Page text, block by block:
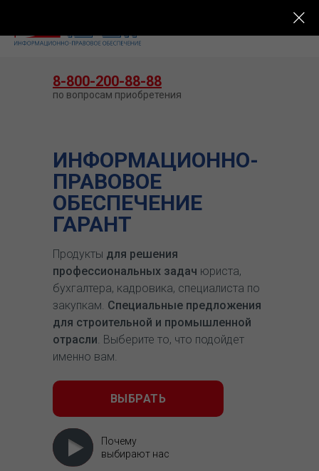
ИНФОРМАЦИОННО-
ПРАВОВОЕ
ОБЕСПЕЧЕНИЕ
ГАРАНТ
Продукты для решения
профессиональных задач юриста,
бухгалтера, кадровика, специалиста по
закупкам. Специальные предложения
для строительной и промышленной
отрасли. Выберите то, что подойдет
именно вам.
ВЫБРАТЬ
Почему
выбирают нас
8-800-200-88-88
по вопросам приобретения